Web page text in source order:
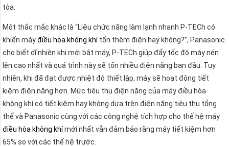
tỏa.
Một thắc mắc khác là “Liệu chức năng làm lạnh nhanh P-TECh có
khiến máyđiều hòa không khítốn thêm điện hay không?”, Panasonic
cho biết dĩ nhiên khi mới bật máy, P-TECh giúp đẩy tốc độ máy nén
lên cao nhất và quá trình này sẽ tốn nhiều điện năng ban đầu. Tuy
nhiên, khi đã đạt được nhiệt độ thiết lập, máy sẽ hoạt động tiết
kiệm điện năng hơn. Mức tiêu thụ điện năng của máy điều hòa
không khí có tiết kiệm hay không dựa trên điện năng tiêu thụ tổng
thể và Panasonic cùng với các công nghệ tích hợp cho thế hệ máy
điều hòa không khímới nhất vẫn đảm bảo rằng máy tiết kiệm hơn
65% so với các thế hệ trước.